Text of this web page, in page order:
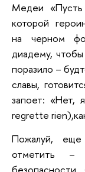
Медеи «Пусть
которой
на черном
диадему,
поразило –
славы,
запоет:
regrette
Пожалуй,
отметить –